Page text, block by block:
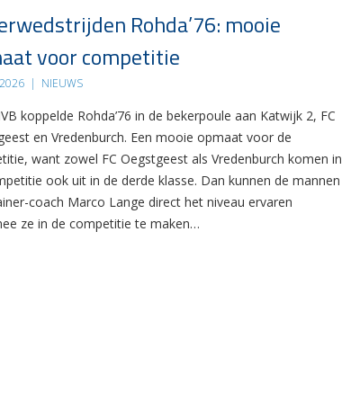
Rohda’76: mooie
voor competitie
| NIEUWS
koppelde Rohda’76 in de bekerpoule aan Katwijk 2, FC
en Vredenburch. Een mooie opmaat voor de
want zowel FC Oegstgeest als Vredenburch komen in
ook uit in de derde klasse. Dan kunnen de mannen
coach Marco Lange direct het niveau ervaren
ze in de competitie te maken…